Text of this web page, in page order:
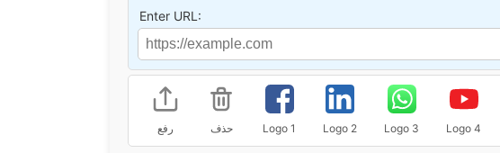
Enter URL:
رفع حذف Logo 1 Logo 2 Logo 3 Logo 4